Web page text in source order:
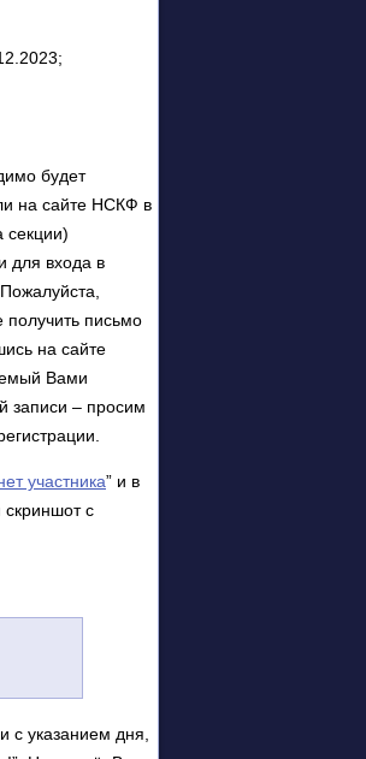
будет
на сайте НСКФ в
секции)
для входа в
получить письмо
на сайте
Вами
записи – просим
участника” и в
скриншот с
с указанием дня,